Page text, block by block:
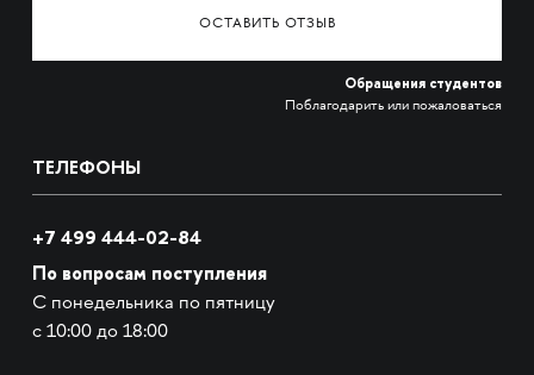
ОСТАВИТЬ ОТЗЫВ
Обращения студентов
Поблагодарить или пожаловаться
ТЕЛЕФОНЫ
+7 499 444-02-84
По вопросам поступления
С понедельника по пятницу
с 10:00 до 18:00